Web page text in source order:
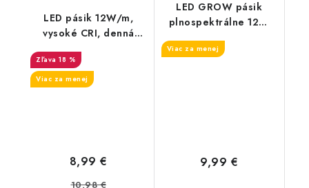
LED pásik 12W/m,
vysoké CRI, denná
18 %
Viac za menej
8,99 €
10,98 €
LED GROW pásik
plnospektrálne 12W
Viac za menej
9,99 €